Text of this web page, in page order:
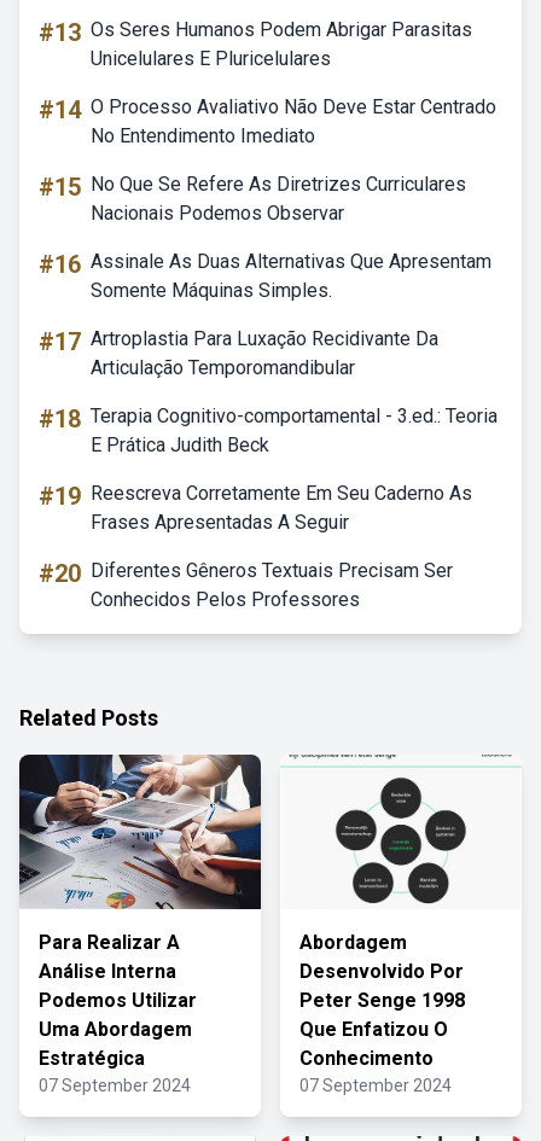
#13 Os Seres Humanos Podem Abrigar Parasitas
Unicelulares E Pluricelulares
#14 O Processo Avaliativo Não Deve Estar Centrado
No Entendimento Imediato
#15 No Que Se Refere As Diretrizes Curriculares
Nacionais Podemos Observar
#16 Assinale As Duas Alternativas Que Apresentam
Somente Máquinas Simples.
#17 Artroplastia Para Luxação Recidivante Da
Articulação Temporomandibular
#18 Terapia Cognitivo-comportamental - 3.ed.: Teoria
E Prática Judith Beck
#19 Reescreva Corretamente Em Seu Caderno As
Frases Apresentadas A Seguir
#20 Diferentes Gêneros Textuais Precisam Ser
Conhecidos Pelos Professores
Related Posts
Para Realizar A
Análise Interna
Podemos Utilizar
Uma Abordagem
Estratégica
07 September 2024
Abordagem
Desenvolvido Por
Peter Senge 1998
Que Enfatizou O
Conhecimento
07 September 2024